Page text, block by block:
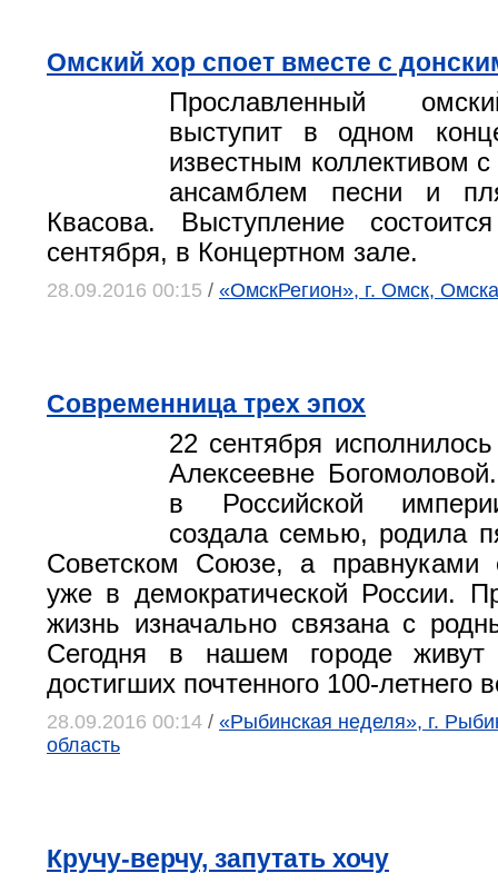
Омский хор споет вместе с
Прославленный
выступит в одном
известным коллективом
ансамблем песни и
Квасова. Выступление
сентября, в Концертном зале.
28.09.2016 00:15 / «ОмскРегион», г. Омск,
Современница трех эпох
22 сентября
Алексеевне
в Российской
создала семью, родила
Советском Союзе, а правнуками
уже в демократической России.
жизнь изначально связана с
Сегодня в нашем городе
достигших почтенного 100-летнего
28.09.2016 00:14 / «Рыбинская неделя», г.
область
Кручу-верчу, запутать хочу